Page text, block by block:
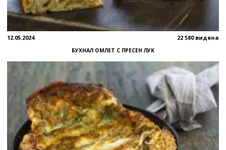
12.05.2024 22 580 видяна
БУХНАЛ ОМЛЕТ С ПРЕСЕН ЛУК